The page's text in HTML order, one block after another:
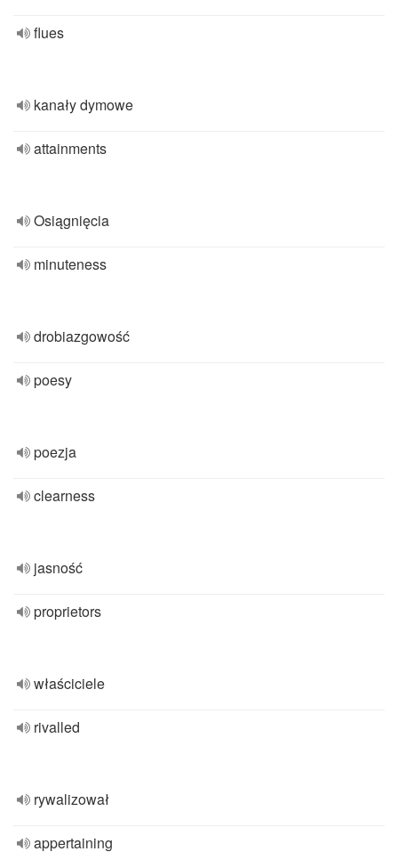
flues
kanały dymowe
attainments
Osiągnięcia
minuteness
drobiazgowość
poesy
poezja
clearness
jasność
proprietors
właściciele
rivalled
rywalizował
appertaining